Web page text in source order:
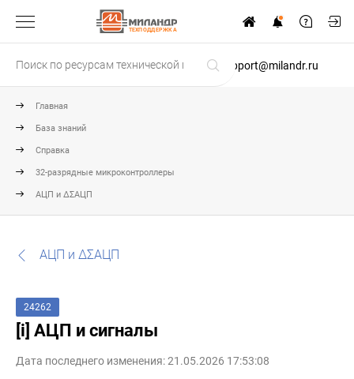
ТЕХПОДДЕРЖКА
support@milandr.ru
Главная
База знаний
Справка
32-разрядные микроконтроллеры
АЦП и ΔΣАЦП
АЦП и ΔΣАЦП
24262
[i] АЦП и сигналы
Дата последнего изменения: 21.05.2026 17:53:08